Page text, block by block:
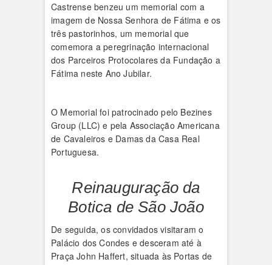
Castrense benzeu um memorial com a
imagem de Nossa Senhora de Fátima e os
três pastorinhos, um memorial que
comemora a peregrinação internacional
dos Parceiros Protocolares da Fundação a
Fátima neste Ano Jubilar.
O Memorial foi patrocinado pelo Bezines
Group (LLC) e pela Associação Americana
de Cavaleiros e Damas da Casa Real
Portuguesa.
Reinauguração da
Botica de São João
De seguida, os convidados visitaram o
Palácio dos Condes e desceram até à
Praça John Haffert, situada às Portas de